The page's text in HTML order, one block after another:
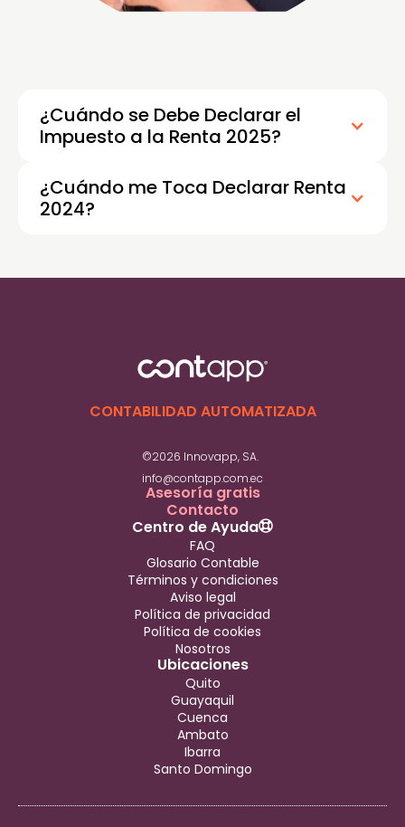
¿Cuándo se Debe Declarar el
Impuesto a la Renta 2025?
¿Cuándo me Toca Declarar Renta
2024?
CONTABILIDAD AUTOMATIZADA
©2026 Innovapp, SA.
info@contapp.com.ec
Asesoría gratis
Contacto
Ubicaciones
Quito
Guayaquil
Cuenca
Ambato
Ibarra
Santo Domingo
Centro de Ayuda
FAQ
Glosario Contable
Términos y condiciones
Aviso legal
Política de privacidad
Política de cookies
Nosotros